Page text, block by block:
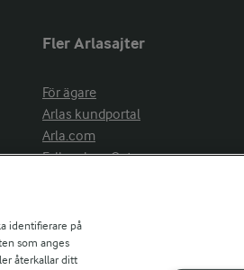
Fler Arlasajter
För ägare
Arlas kundportal
Arla.com
Falbygdens Ost
identifierare på
som anges
återkallar ditt